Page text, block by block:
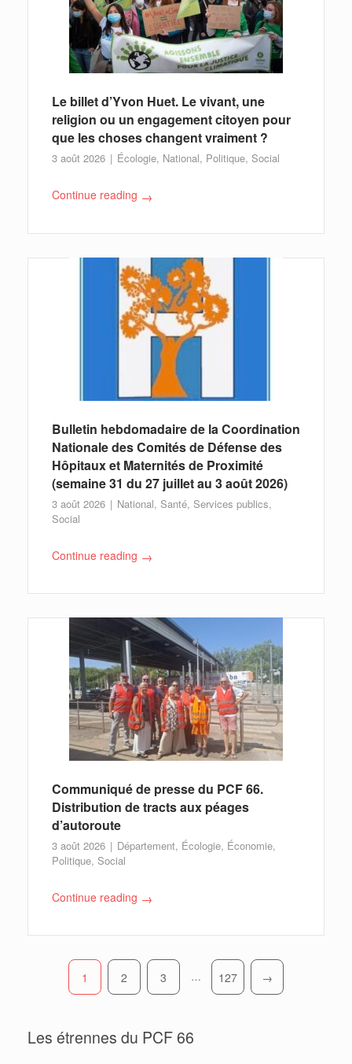
Le billet d’Yvon Huet. Le vivant, une
religion ou un engagement citoyen pour
que les choses changent vraiment ?
3 août 2026 Écologie, National, Politique, Social
Continue reading →
Bulletin hebdomadaire de la Coordination
Nationale des Comités de Défense des
Hôpitaux et Maternités de Proximité
(semaine 31 du 27 juillet au 3 août 2026)
3 août 2026 National, Santé, Services publics,
Social
Continue reading →
Communiqué de presse du PCF 66.
Distribution de tracts aux péages
d’autoroute
3 août 2026 Département, Écologie, Économie,
Politique, Social
Continue reading →
Pagination
1 2 3 … 127 →
Les étrennes du PCF 66